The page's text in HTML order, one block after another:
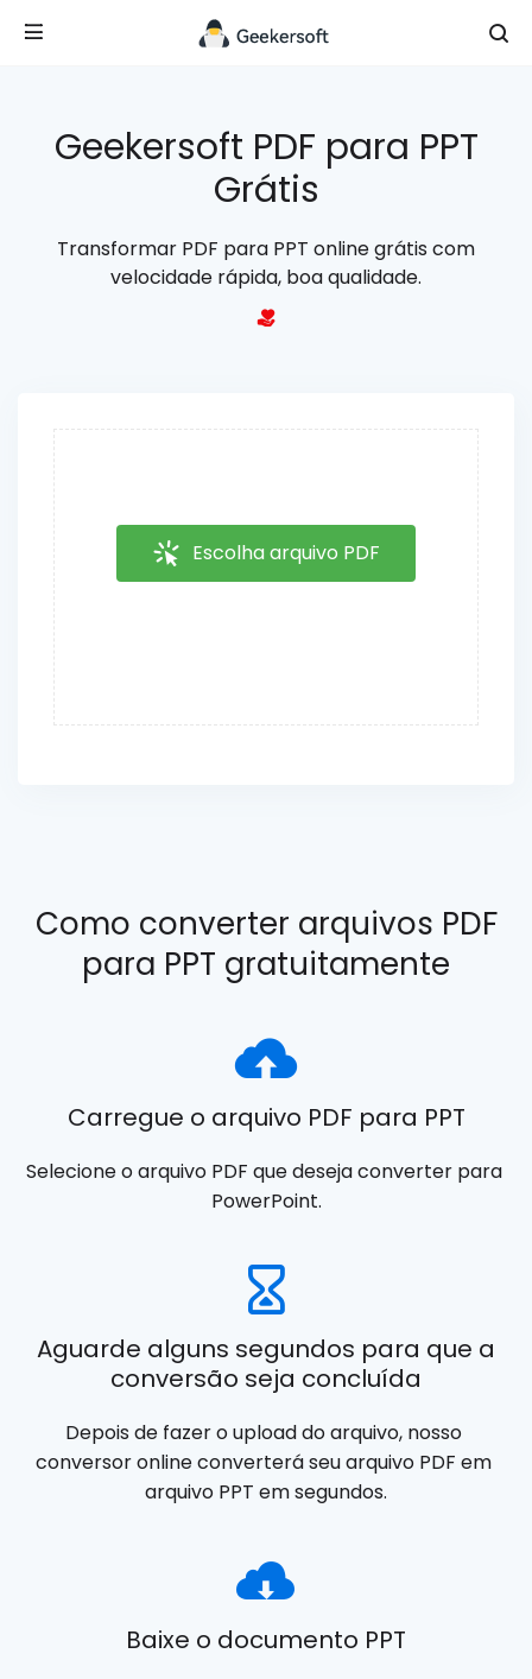
Geekersoft PDF para PPT
Grátis
Transformar PDF para PPT online grátis com
velocidade rápida, boa qualidade.
Escolha arquivo PDF
Como converter arquivos PDF
para PPT gratuitamente
Carregue o arquivo PDF para PPT
Selecione o arquivo PDF que deseja converter para
PowerPoint.
Aguarde alguns segundos para que a
conversão seja concluída
Depois de fazer o upload do arquivo, nosso
conversor online converterá seu arquivo PDF em
arquivo PPT em segundos.
Baixe o documento PPT